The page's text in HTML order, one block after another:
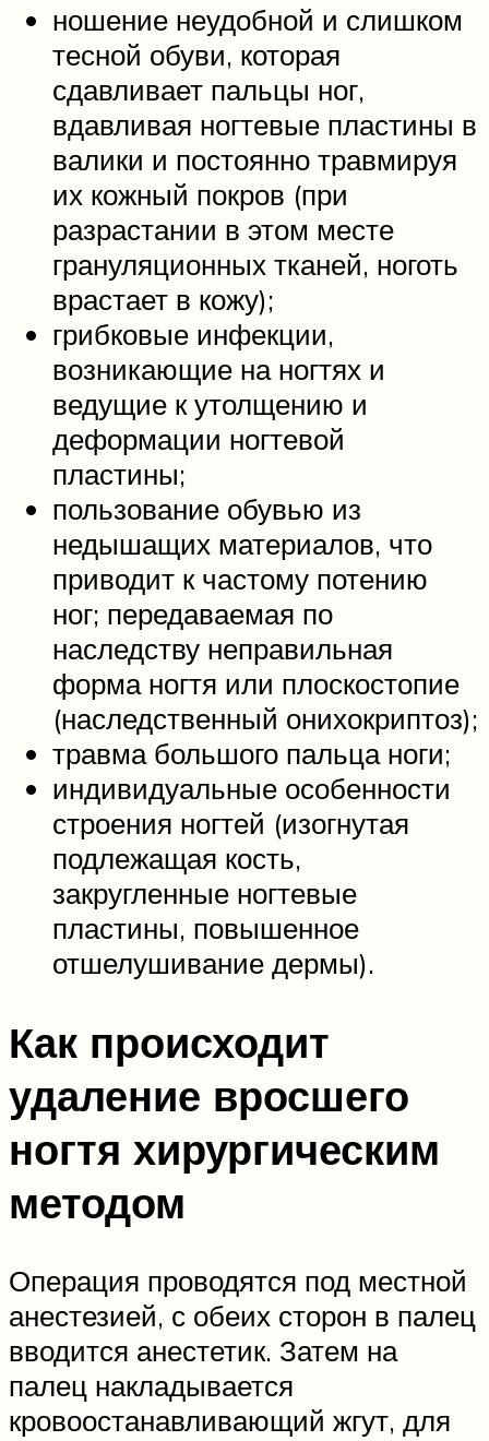
ношение неудобной и слишком
тесной обуви, которая
сдавливает пальцы ног,
вдавливая ногтевые пластины в
валики и постоянно травмируя
их кожный покров (при
разрастании в этом месте
грануляционных тканей, ноготь
врастает в кожу);
грибковые инфекции,
возникающие на ногтях и
ведущие к утолщению и
деформации ногтевой
пластины;
пользование обувью из
недышащих материалов, что
приводит к частому потению
ног; передаваемая по
наследству неправильная
форма ногтя или плоскостопие
(наследственный онихокриптоз);
травма большого пальца ноги;
индивидуальные особенности
строения ногтей (изогнутая
подлежащая кость,
закругленные ногтевые
пластины, повышенное
отшелушивание дермы).
Как происходит
удаление вросшего
ногтя хирургическим
методом
Операция проводятся под местной
анестезией, с обеих сторон в палец
вводится анестетик. Затем на
палец накладывается
кровоостанавливающий жгут, для